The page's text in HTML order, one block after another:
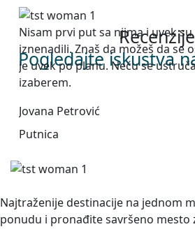
Recenzije
Pogledajte iskustva
Nisam prvi put sa njima i uvek
iznenadili. Znaš da možeš da se
je uvek po planu. Neću se
izaberem.
Jovana Petrović
Putnica
Najtraženije destinacije na jednom
ponudu i pronađite savršeno mesto